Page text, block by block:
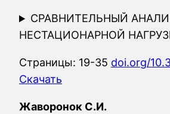
СРАВНИТЕЛЬНЫЙ
НЕСТАЦИОНАРНОЙ
Страницы: 19-35 doi.org/
Скачать
Жаворонок С.И.